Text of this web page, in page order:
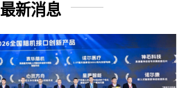
最新消息